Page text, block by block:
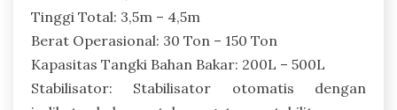
Tinggi Total: 3,5m – 4,5m
Berat Operasional: 30 Ton – 150 Ton
Kapasitas Tangki Bahan Bakar: 200L – 500L
Stabilisator: Stabilisator otomatis dengan